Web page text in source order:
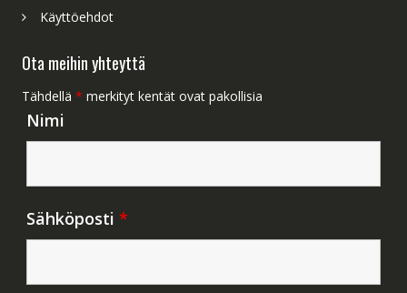
Käyttöehdot
Ota meihin yhteyttä
Tähdellä * merkityt kentät ovat pakollisia
Nimi
Sähköposti *